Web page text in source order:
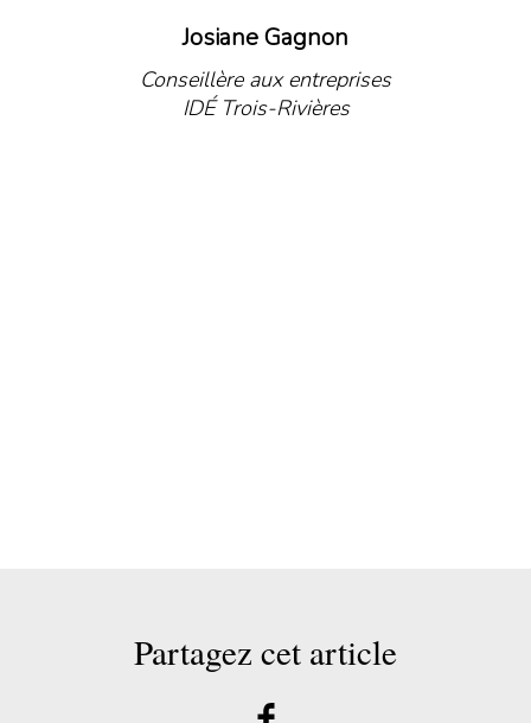
Josiane Gagnon
Conseillère aux entreprises
IDÉ Trois-Rivières
Partagez cet article